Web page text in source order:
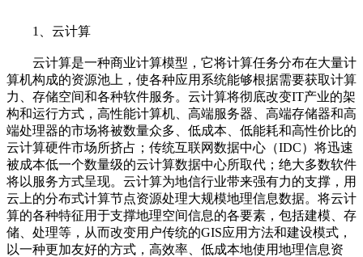
1、云计算
云计算是一种商业计算模型，它将计算任务分布在大量计
算机构成的资源池上，使各种应用系统能够根据需要获取计算
力、存储空间和各种软件服务。云计算将彻底改变IT产业的架
构和运行方式，高性能计算机、高端服务器、高端存储器和高
端处理器的市场将被数量众多、低成本、低能耗和高性价比的
云计算硬件市场所挤占；传统互联网数据中心（IDC）将迅速
被成本低一个数量级的云计算数据中心所取代；绝大多数软件
将以服务方式呈现。云计算为地信行业带来强有力的支撑，用
云上的分布式计算节点资源处理大规模地理信息数据。将云计
算的各种特征用于支撑地理空间信息的各要素，包括建模、存
储、处理等，从而改变用户传统的GIS应用方法和建设模式，
以一种更加友好的方式，高效率、低成本地使用地理信息资